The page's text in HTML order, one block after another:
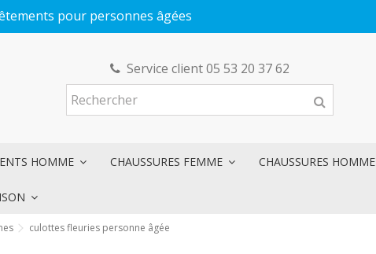
pour personnes âgées
Service client 05 53 20 37 62
HOMME CHAUSSURES FEMME CHAUSSURES HOMME
culottes fleuries personne âgée